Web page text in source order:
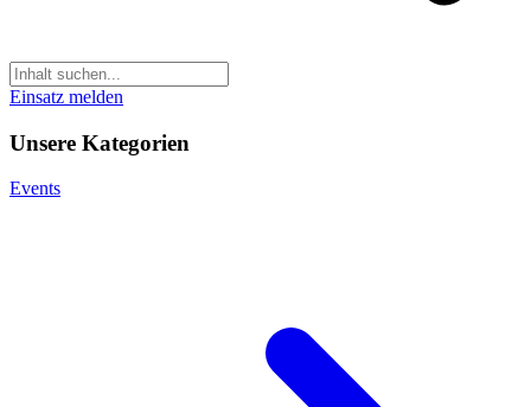
Einsatz melden
Unsere Kategorien
Events